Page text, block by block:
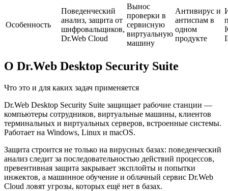
Особенность
Поведенческий
анализ, защита от
шифровальщиков,
Dr.Web Cloud
Вынос
проверки в
сервисную
виртуальную
машину
Антивирус и
антиспам в
одном
продукте
О Dr.Web Desktop Security Suite
Что это и для каких задач применяется
Dr.Web Desktop Security Suite защищает рабочие станции —
компьютеры сотрудников, виртуальные машины, клиентов
терминальных и виртуальных серверов, встроенные системы.
Работает на Windows, Linux и macOS.
Защита строится не только на вирусных базах: поведенческий
анализ следит за последовательностью действий процессов,
превентивная защита закрывает эксплойты и попытки
инжектов, а машинное обучение и облачный сервис Dr.Web
Cloud ловят угрозы, которых ещё нет в базах.